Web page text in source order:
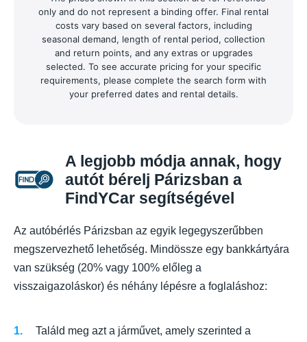
only and do not represent a binding offer. Final rental
costs vary based on several factors, including
seasonal demand, length of rental period, collection
and return points, and any extras or upgrades
selected. To see accurate pricing for your specific
requirements, please complete the search form with
your preferred dates and rental details.
A legjobb módja annak, hogy
autót bérelj Párizsban a
FindYCar segítségével
Az autóbérlés Párizsban az egyik legegyszerűbben
megszervezhető lehetőség. Mindössze egy bankkártyára
van szükség (20% vagy 100% előleg a
visszaigazoláskor) és néhány lépésre a foglaláshoz:
Találd meg azt a járművet, amely szerinted a